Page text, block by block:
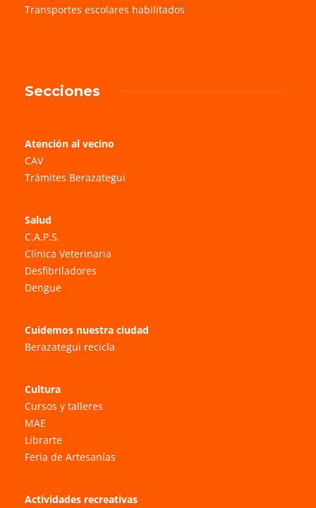
Transportes escolares habilitados
Secciones
Atención al vecino
CAV
Trámites Berazategui
Salud
C.A.P.S.
Clínica Veterinaria
Desfibriladores
Dengue
Cuidemos nuestra ciudad
Berazategui recicla
Cultura
Cursos y talleres
MAE
Librarte
Feria de Artesanías
Actividades recreativas